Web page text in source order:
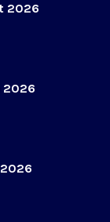
2026
2026
2026